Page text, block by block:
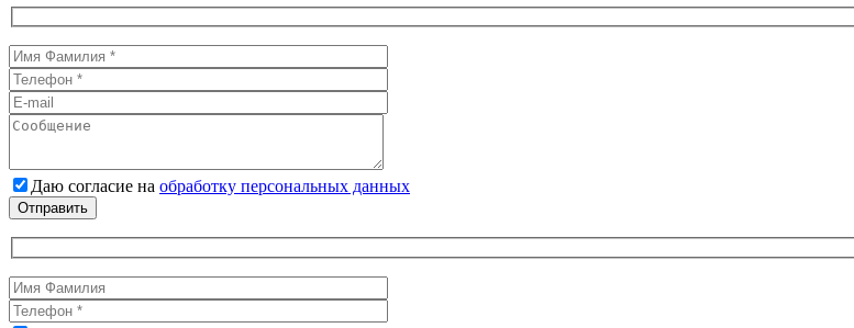
Даю согласие на обработку персональных данных